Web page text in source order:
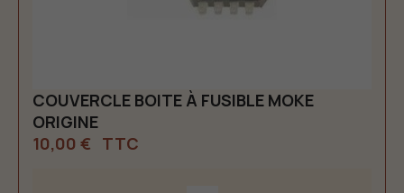
COUVERCLE BOITE À FUSIBLE MOKE
ORIGINE
10,00 € TTC